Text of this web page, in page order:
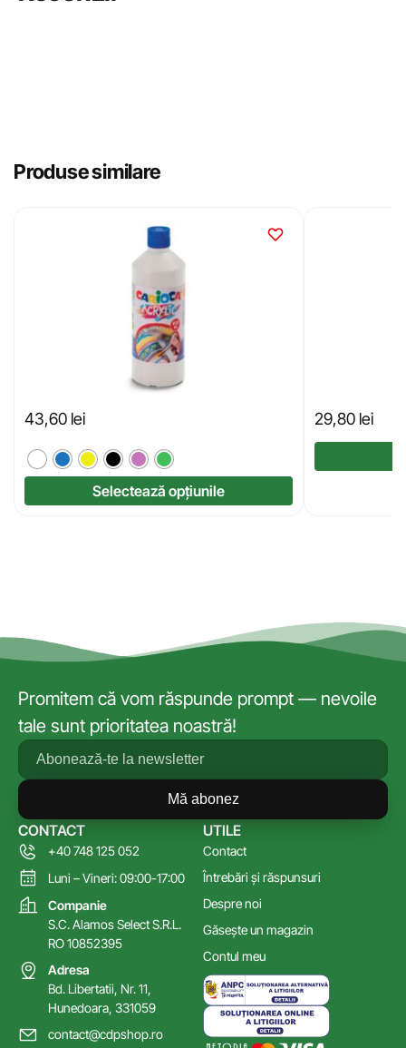
Produse similare
43,60 lei
Selectează opțiunile
29,80 lei
Promitem că vom răspunde prompt — nevoile
tale sunt prioritatea noastră!
Mă abonez
UTILE
Contact
Întrebări și răspunsuri
Despre noi
Găsește un magazin
Contul meu
CONTACT
+40 748 125 052
Luni – Vineri: 09:00-17:00
Companie
S.C. Alamos Select S.R.L.
RO 10852395
Adresa
Bd. Libertatii, Nr. 11,
Hunedoara, 331059
contact@cdpshop.ro